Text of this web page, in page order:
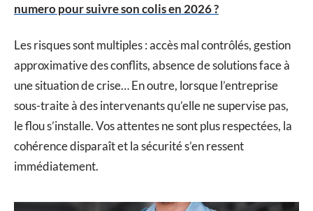
numero pour suivre son colis en 2026 ?
Les risques sont multiples : accès mal contrôlés, gestion
approximative des conflits, absence de solutions face à
une situation de crise… En outre, lorsque l’entreprise
sous-traite à des intervenants qu’elle ne supervise pas,
le flou s’installe. Vos attentes ne sont plus respectées, la
cohérence disparaît et la sécurité s’en ressent
immédiatement.